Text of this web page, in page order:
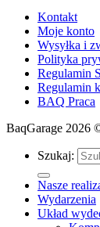
Kontakt
Moje konto
Wysyłka i
Polityka
Regulamin
Regulamin
BAQ Praca
BaqGarage 2026
Szukaj:
Nasze
Wydarzenia
Układ